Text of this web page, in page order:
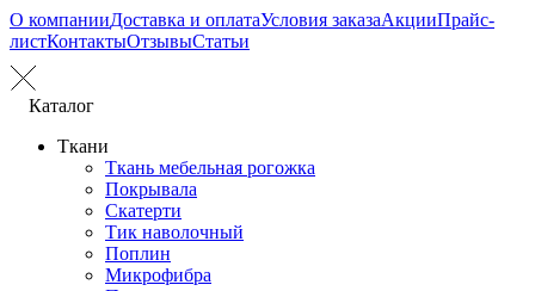
О компанииДоставка и оплатаУсловия заказаАкцииПрайс-
листКонтактыОтзывыСтатьи
Каталог
Ткани
Ткань мебельная рогожка
Покрывала
Скатерти
Тик наволочный
Поплин
Микрофибра